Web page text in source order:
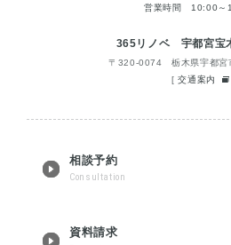
営業時間 10:00～
365リノベ 宇都宮宝
〒320-0074 栃木県宇都宮
[交通案内
相談予約
Consultation
資料請求